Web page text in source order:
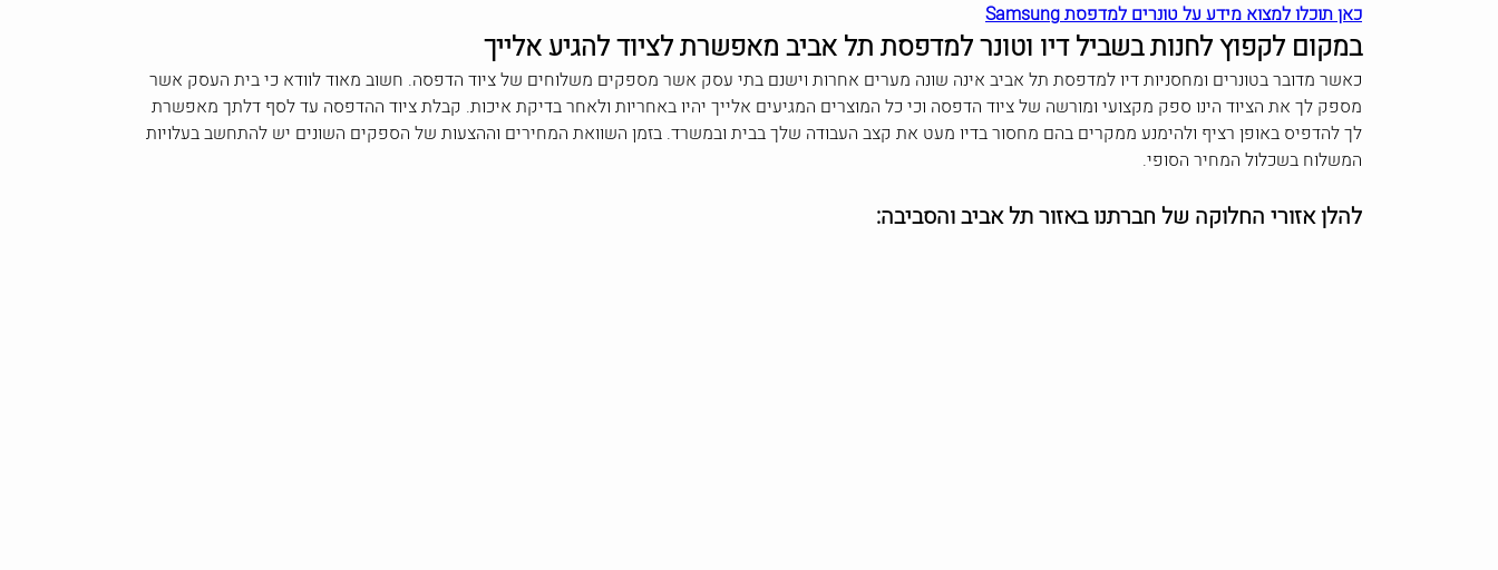
כאן תוכלו למצוא מידע על טונרים למדפסת Samsung
במקום לקפוץ לחנות בשביל דיו וטונר למדפסת תל אביב מאפשרת לציוד להגיע אלייך
כאשר מדובר בטונרים ומחסניות דיו למדפסת תל אביב אינה שונה מערים אחרות וישנם בתי עסק אשר מספקים משלוחים של ציוד הדפסה. חשוב מאוד לוודא כי בית העסק אשר
מספק לך את הציוד הינו ספק מקצועי ומורשה של ציוד הדפסה וכי כל המוצרים המגיעים אלייך יהיו באחריות ולאחר בדיקת איכות. קבלת ציוד ההדפסה עד לסף דלתך מאפשרת
לך להדפיס באופן רציף ולהימנע ממקרים בהם מחסור בדיו מעט את קצב העבודה שלך בבית ובמשרד. בזמן השוואת המחירים וההצעות של הספקים השונים יש להתחשב בעלויות
המשלוח בשכלול המחיר הסופי.
להלן אזורי החלוקה של חברתנו באזור תל אביב והסביבה: